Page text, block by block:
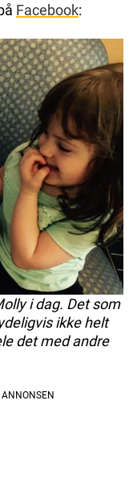
Facebook:
i dag. Det som
ikke helt
det med andre